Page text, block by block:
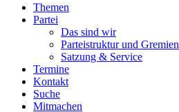
Themen
Partei
Das sind wir
Parteistruktur und Gremien
Satzung & Service
Termine
Kontakt
Suche
Mitmachen